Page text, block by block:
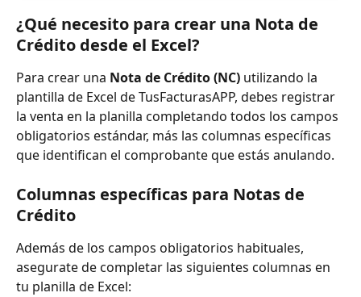
¿Qué necesito para crear una Nota de
Crédito desde el Excel?
Para crear una Nota de Crédito (NC) utilizando la
plantilla de Excel de TusFacturasAPP, debes registrar
la venta en la planilla completando todos los campos
obligatorios estándar, más las columnas específicas
que identifican el comprobante que estás anulando.
Columnas específicas para Notas de
Crédito
Además de los campos obligatorios habituales,
asegurate de completar las siguientes columnas en
tu planilla de Excel: